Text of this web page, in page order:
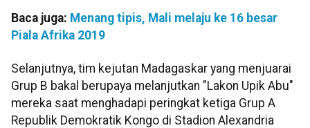
Baca juga: Menang tipis, Mali melaju ke 16 besar
Piala Afrika 2019
Selanjutnya, tim kejutan Madagaskar yang menjuarai
Grup B bakal berupaya melanjutkan "Lakon Upik Abu"
mereka saat menghadapi peringkat ketiga Grup A
Republik Demokratik Kongo di Stadion Alexandria